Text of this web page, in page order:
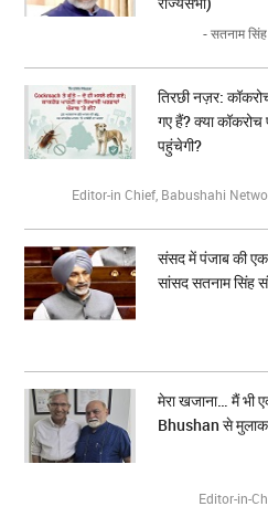
- सतनाम
तिरछी नज़र:
गए हैं? क्या कॉकरोच
पहुंचेगी?
Editor-in Chief, Babushahi
संसद में पंजाब की
सांसद सतनाम सिंह
मेरा खजाना… मैं भी
Bhushan से
Editor-in-